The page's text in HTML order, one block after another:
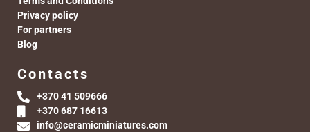
Privacy policy
For partners
Blog
Contacts
+370 41 509666
+370 687 16613
info@ceramicminiatures.com